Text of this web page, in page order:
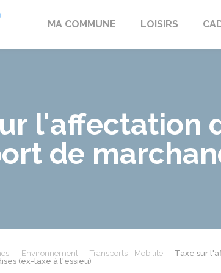
MA COMMUNE LOISIRS
l'affectation
de
Environnement Transports - Mobilité
Taxe sur
(ex-taxe à l'essieu)